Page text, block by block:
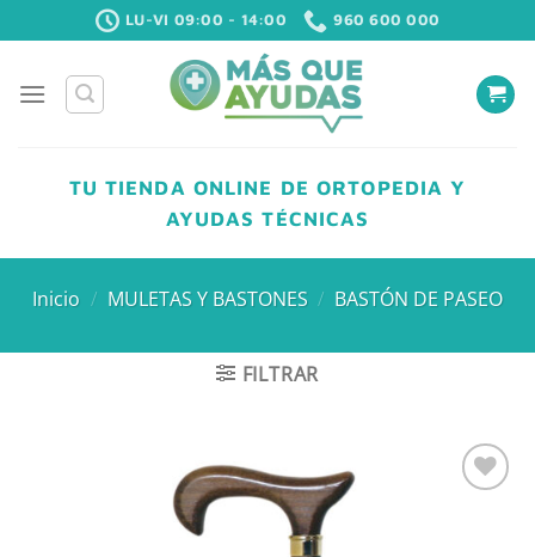
al
contenido
LU-VI 09:00 - 14:00 960 600 000
TU TIENDA ONLINE DE ORTOPEDIA Y
AYUDAS TÉCNICAS
Inicio / MULETAS Y BASTONES / BASTÓN DE PASEO
FILTRAR